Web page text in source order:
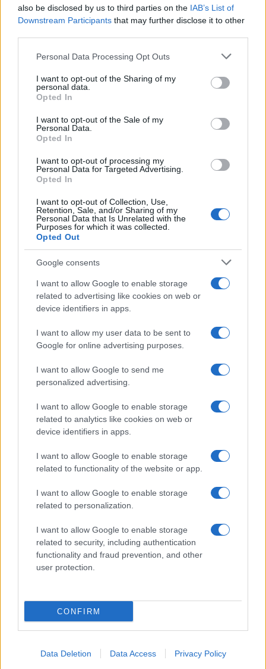
also be disclosed by us to third parties on the IAB’s List of
Downstream Participants that may further disclose it to other
Please note that this website/app uses one or more Google
not limited to your visit or usage behaviour. You may click to
grant or deny consent to Google and its third-party tags to
use your data for below specified purposes in below Google
consent section.
Personal Data Processing Opt Outs
I want to opt-out of the Sharing of my
personal data.
Opted In
I want to opt-out of the Sale of my
Personal Data.
Opted In
I want to opt-out of processing my
Personal Data for Targeted Advertising.
Opted In
I want to opt-out of Collection, Use,
Retention, Sale, and/or Sharing of my
Personal Data that Is Unrelated with the
Purposes for which it was collected.
Opted Out
Google consents
I want to allow Google to enable storage
related to advertising like cookies on web or
device identifiers in apps.
I want to allow my user data to be sent to
Google for online advertising purposes.
I want to allow Google to send me
personalized advertising.
I want to allow Google to enable storage
related to analytics like cookies on web or
device identifiers in apps.
I want to allow Google to enable storage
related to functionality of the website or app.
I want to allow Google to enable storage
related to personalization.
I want to allow Google to enable storage
related to security, including authentication
functionality and fraud prevention, and other
user protection.
CONFIRM
Data Deletion Data Access Privacy Policy
Η ΣΤΗΛΗ ΜΑΣ
της Ζωής μας
Οι άνθρωποι, οι αυθεντικές ιστορίες,
το ελληνικό καλοκαίρι και ένας
ΓΙΑ ΤΟ ΚΑΛΟΚΑΙΡΙ ΣΟΥ →